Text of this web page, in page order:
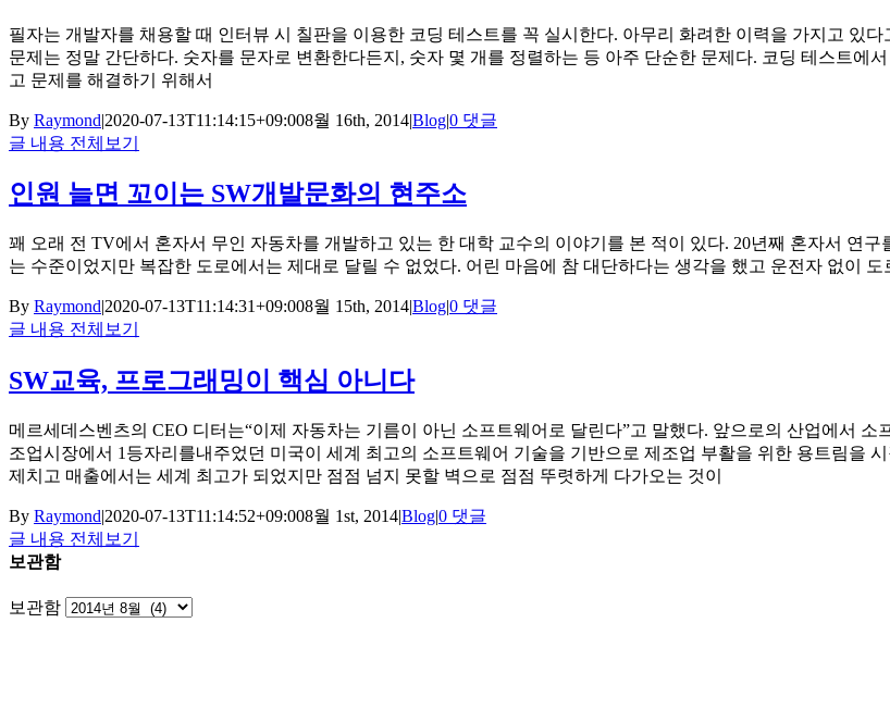
필자는 개발자를 채용할 때 인터뷰 시 칠판을 이용한 코딩 테스트를 꼭 실시한다. 아무리 화려한 이력을 가지고 있
문제는 정말 간단하다. 숫자를 문자로 변환한다든지, 숫자 몇 개를 정렬하는 등 아주 단순한 문제다. 코딩 테스트에
고 문제를 해결하기 위해서
By Raymond|2020-07-13T11:14:15+09:008월 16th, 2014|Blog|0 댓글
글 내용 전체보기
인원 늘면 꼬이는 SW개발문화의 현주소
꽤 오래 전 TV에서 혼자서 무인 자동차를 개발하고 있는 한 대학 교수의 이야기를 본 적이 있다. 20년째 혼자서 연
는 수준이었지만 복잡한 도로에서는 제대로 달릴 수 없었다. 어린 마음에 참 대단하다는 생각을 했고 운전자 없이
By Raymond|2020-07-13T11:14:31+09:008월 15th, 2014|Blog|0 댓글
글 내용 전체보기
SW교육, 프로그래밍이 핵심 아니다
메르세데스벤츠의 CEO 디터는“이제 자동차는 기름이 아닌 소프트웨어로 달린다”고 말했다. 앞으로의 산업에서
조업시장에서 1등자리를내주었던 미국이 세계 최고의 소프트웨어 기술을 기반으로 제조업 부활을 위한 용트림을
제치고 매출에서는 세계 최고가 되었지만 점점 넘지 못할 벽으로 점점 뚜렷하게 다가오는 것이
By Raymond|2020-07-13T11:14:52+09:008월 1st, 2014|Blog|0 댓글
글 내용 전체보기
보관함
보관함